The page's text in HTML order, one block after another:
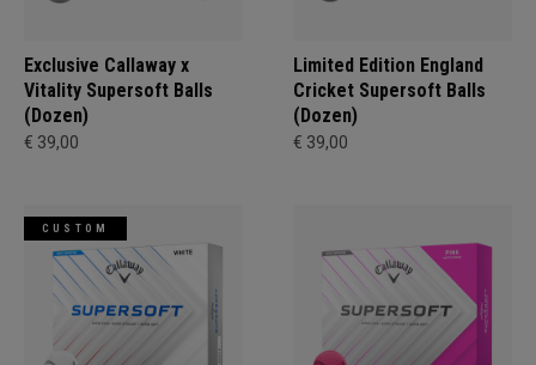
Exclusive Callaway x
Vitality Supersoft Balls
(Dozen)
€ 39,00
Limited Edition England
Cricket Supersoft Balls
(Dozen)
€ 39,00
CUSTOM